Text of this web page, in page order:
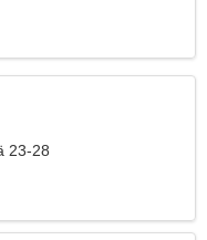
23-28